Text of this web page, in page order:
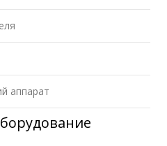
аппарат